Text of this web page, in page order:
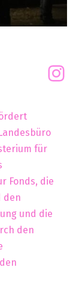
für
Fonds, die
den
und die
den